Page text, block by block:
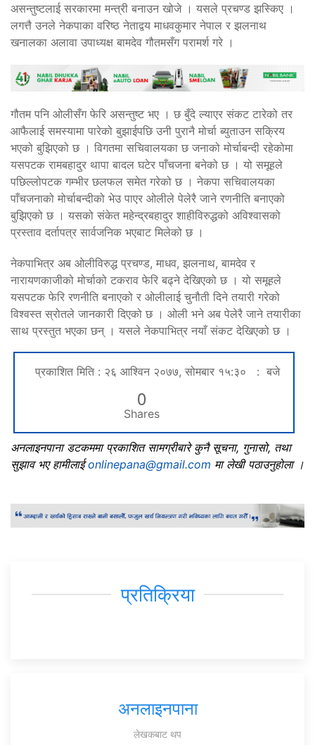
असन्तुष्टलाई सरकारमा मन्त्री बनाउन खोजे । यसले प्रचण्ड झस्किए ।
लगत्तै उनले नेकपाका वरिष्ठ नेताद्वय माधवकुमार नेपाल र झलनाथ
खनालका अलावा उपाध्यक्ष बामदेव गौतमसँग परामर्श गरे ।
गौतम पनि ओलीसँग फेरि असन्तुष्ट भए । छ बुँदे ल्याएर संकट टारेको तर
आफैलाई समस्यामा पारेको बुझाईपछि उनी पुरानै मोर्चा ब्युताउन सक्रिय
भएको बुझिएको छ । विगतमा सचिवालयका छ जनाको मोर्चाबन्दी रहेकोमा
यसपटक रामबहादुर थापा बादल घटेर पाँचजना बनेको छ । यो समूहले
पछिल्लोपटक गम्भीर छलफल समेत गरेको छ । नेकपा सचिवालयका
पाँचजनाको मोर्चाबन्दीको भेउ पाएर ओलीले पेलेरै जाने रणनीति बनाएको
बुझिएको छ । यसको संकेत महेन्द्रबहादुर शाहीविरुद्धको अविश्वासको
प्रस्ताव दर्तापत्र सार्वजनिक भएबाट मिलेको छ ।
नेकपाभित्र अब ओलीविरुद्ध प्रचण्ड, माधव, झलनाथ, बामदेव र
नारायणकाजीको मोर्चाको टकराव फेरि बढ्ने देखिएको छ । यो समूहले
यसपटक फेरि रणनीति बनाएको र ओलीलाई चुनौती दिने तयारी गरेको
विश्वस्त स्रोतले जानकारी दिएको छ । ओली भने अब पेलेरै जाने तयारीका
साथ प्रस्तुत भएका छन् । यसले नेकपाभित्र नयाँ संकट देखिएको छ ।
प्रकाशित मिति : २६ आश्विन २०७७, सोमबार १५:३० : बजे
0
Shares
अनलाइनपाना डटकममा प्रकाशित सामग्रीबारे कुनै सूचना, गुनासो, तथा
सुझाव भए हामीलाईonlinepana@gmail.com मा लेखी पठाउनुहोला ।
प्रतिक्रिया
अनलाइनपाना
लेखकबाट थप